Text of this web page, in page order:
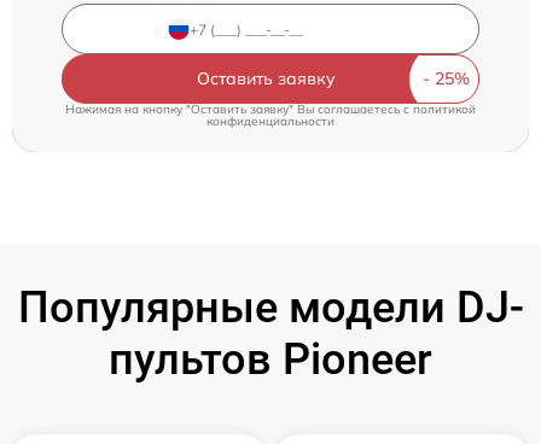
Оставить заявку
Нажимая на кнопку "Оставить заявку" Вы соглашаетесь c политикой
конфиденциальности
Популярные модели DJ-
пультов Pioneer